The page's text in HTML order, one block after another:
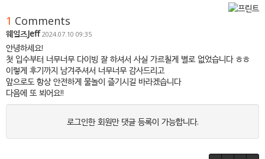
1 Comments
웨일즈Jeff 2024.07.10 09:35
안녕하세요!
첫 입수부터 너무너무 다이빙 잘 하셔서 사실 가르칠게 별로 없었습니다 ㅎㅎ
이렇게 후기까지 남겨주셔서 너무너무 감사드리고
앞으로도 항상 안전하게 물놀이 즐기시길 바라겠습니다
다음에 또 뵈어요!!
로그인한 회원만 댓글 등록이 가능합니다.